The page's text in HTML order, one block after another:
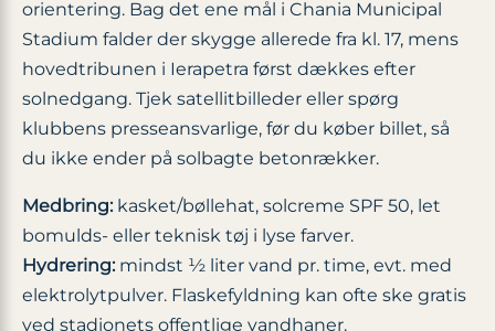
orientering. Bag det ene mål i Chania Municipal
Stadium falder der skygge allerede fra kl. 17, mens
hovedtribunen i Ierapetra først dækkes efter
solnedgang. Tjek satellitbilleder eller spørg
klubbens presseansvarlige, før du køber billet, så
du ikke ender på solbagte betonrækker.
Medbring:kasket/bøllehat, solcreme SPF 50, let
bomulds- eller teknisk tøj i lyse farver.
Hydrering:mindst ½ liter vand pr. time, evt. med
elektrolytpulver. Flaskefyldning kan ofte ske gratis
ved stadionets offentlige vandhaner.